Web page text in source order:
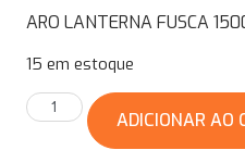
ARO LANTERNA FUSCA
15 em estoque
ADICIONAR AO